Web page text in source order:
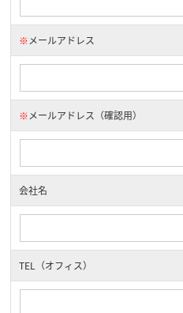
※メールアドレス
※メールアドレス（確認用）
会社名
TEL（オフィス）